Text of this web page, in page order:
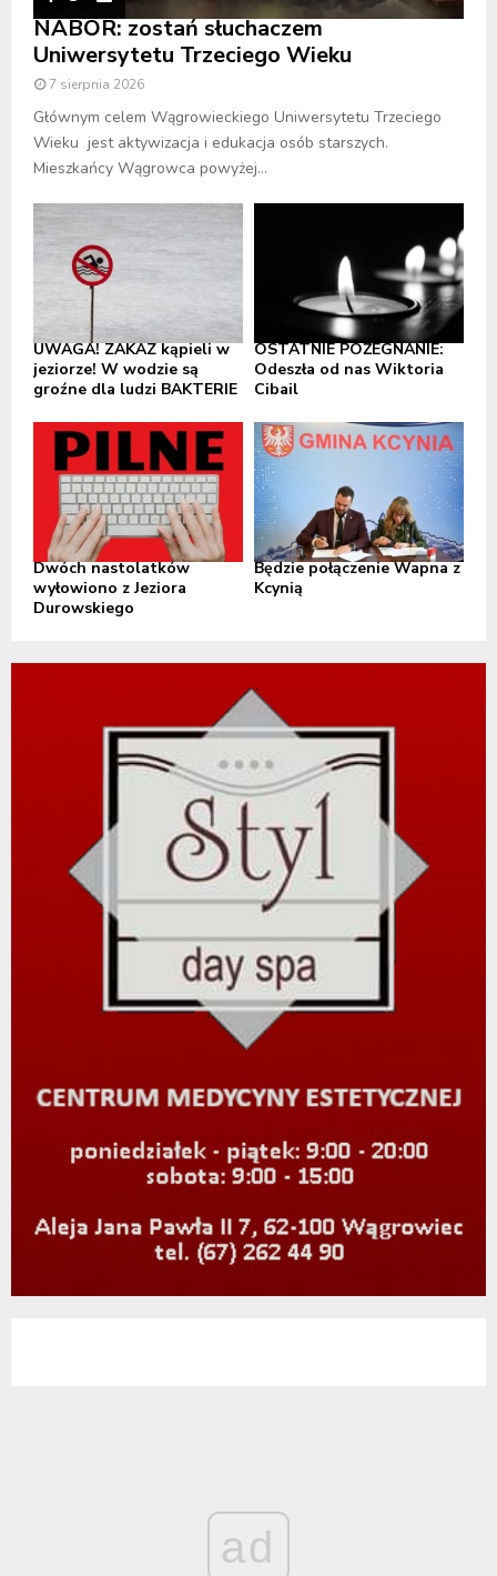
NABÓR: zostań słuchaczem
Uniwersytetu Trzeciego Wieku
7 sierpnia 2026
Głównym celem Wągrowieckiego Uniwersytetu Trzeciego
Wieku jest aktywizacja i edukacja osób starszych.
Mieszkańcy Wągrowca powyżej...
UWAGA! ZAKAZ kąpieli w
jeziorze! W wodzie są
groźne dla ludzi BAKTERIE
OSTATNIE POŻEGNANIE:
Odeszła od nas Wiktoria
Cibail
Dwóch nastolatków
wyłowiono z Jeziora
Durowskiego
Będzie połączenie Wapna z
Kcynią
ad